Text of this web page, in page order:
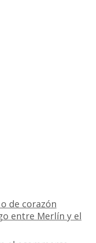
de corazón
entre Merlín y el